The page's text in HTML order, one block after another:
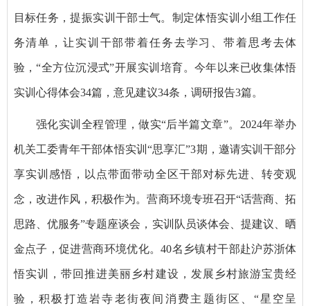
目标任务，提振实训干部士气。制定体悟实训小组工作任
务清单，让实训干部带着任务去学习、带着思考去体
验，“全方位沉浸式”开展实训培育。今年以来已收集体悟
实训心得体会34篇，意见建议34条，调研报告3篇。
强化实训全程管理，做实“后半篇文章”。2024年举办
机关工委青年干部体悟实训“思享汇”3期，邀请实训干部分
享实训感悟，以点带面带动全区干部对标先进、转变观
念，改进作风，积极作为。营商环境专班召开“话营商、拓
思路、优服务”专题座谈会，实训队员谈体会、提建议、晒
金点子，促进营商环境优化。40名乡镇村干部赴沪苏浙体
悟实训，带回推进美丽乡村建设，发展乡村旅游宝贵经
验，积极打造岩寺老街夜间消费主题街区、“星空呈